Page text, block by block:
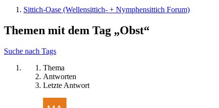
Sittich-Oase (Wellensittich- + Nymphensittich Forum)
Themen mit dem Tag „Obst“
Suche nach Tags
Thema
Antworten
Letzte Antwort